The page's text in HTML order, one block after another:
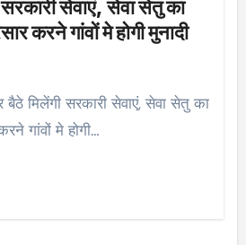
सेवाएं, सेवा सेतु का
करने गांवों मे होगी मुनादी
गांवों मे होगी…